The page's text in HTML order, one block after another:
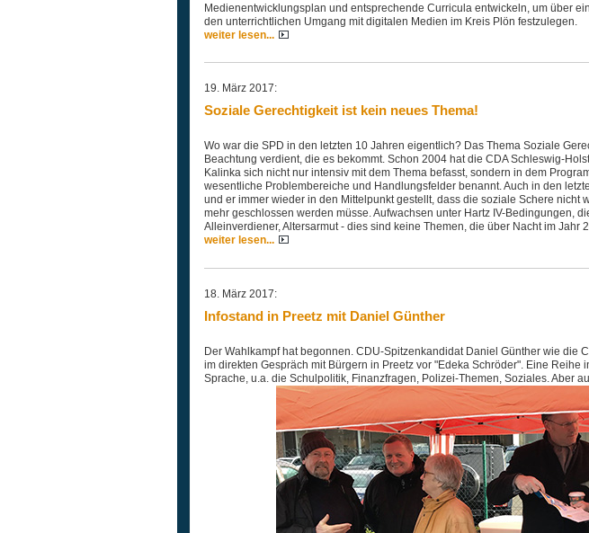
Medienentwicklungsplan und entsprechende Curricula entwickeln, um über
den unterrichtlichen Umgang mit digitalen Medien im Kreis Plön festzulegen.
weiter lesen...
19. März 2017:
Soziale Gerechtigkeit ist kein neues Thema!
Wo war die SPD in den letzten 10 Jahren eigentlich? Das Thema Soziale
Beachtung verdient, die es bekommt. Schon 2004 hat die CDA Schleswig-
Kalinka sich nicht nur intensiv mit dem Thema befasst, sondern in dem
wesentliche Problembereiche und Handlungsfelder benannt. Auch in den
und er immer wieder in den Mittelpunkt gestellt, dass die soziale Schere nicht
mehr geschlossen werden müsse. Aufwachsen unter Hartz IV-Bedingungen,
Alleinverdiener, Altersarmut - dies sind keine Themen, die über Nacht im Jahr
weiter lesen...
18. März 2017:
Infostand in Preetz mit Daniel Günther
Der Wahlkampf hat begonnen. CDU-Spitzenkandidat Daniel Günther wie die
im direkten Gespräch mit Bürgern in Preetz vor "Edeka Schröder". Eine Reihe
Sprache, u.a. die Schulpolitik, Finanzfragen, Polizei-Themen, Soziales. Aber